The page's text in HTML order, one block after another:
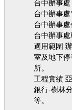
台中辦事
台中辦事
台中辦事
台中辦事
適用範圍
室及地下
所。
工程實績
銀行-樹林
等。